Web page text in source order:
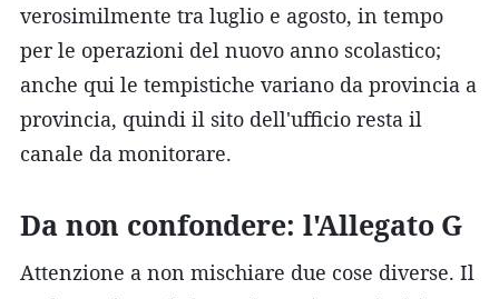
verosimilmente tra luglio e agosto, in tempo
per le operazioni del nuovo anno scolastico;
anche qui le tempistiche variano da provincia a
provincia, quindi il sito dell'ufficio resta il
canale da monitorare.
Da non confondere: l'Allegato G
Attenzione a non mischiare due cose diverse. Il